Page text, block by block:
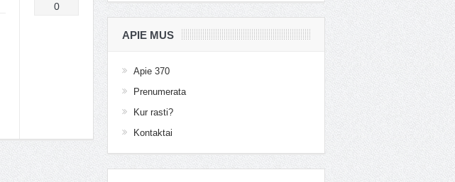
0
APIE MUS
Apie 370
Prenumerata
Kur rasti?
Kontaktai